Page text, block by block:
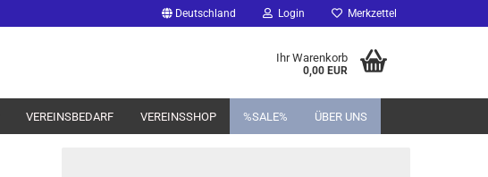
Deutschland Login Merkzettel
Ihr Warenkorb
0,00 EUR
VEREINSBEDARF VEREINSSHOP %SALE% ÜBER UNS